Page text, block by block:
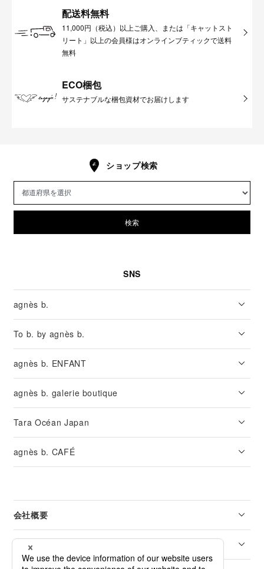
配送料無料
11,000円（税込）以上ご購入、または「キャットスト
リート」以上の会員様はオンラインブティックで送料
無料
ECO梱包
サステナブルな梱包資材でお届けします
ショップ検索
検索
SNS
agnès b.
To b. by agnès b.
agnès b. ENFANT
agnès b. galerie boutique
Tara Océan Japan
agnès b. CAFÉ
会社概要
リーガル